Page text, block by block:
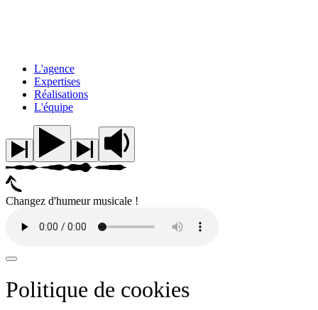
L'agence
Expertises
Réalisations
L'équipe
Changez d'humeur musicale !
Politique de cookies